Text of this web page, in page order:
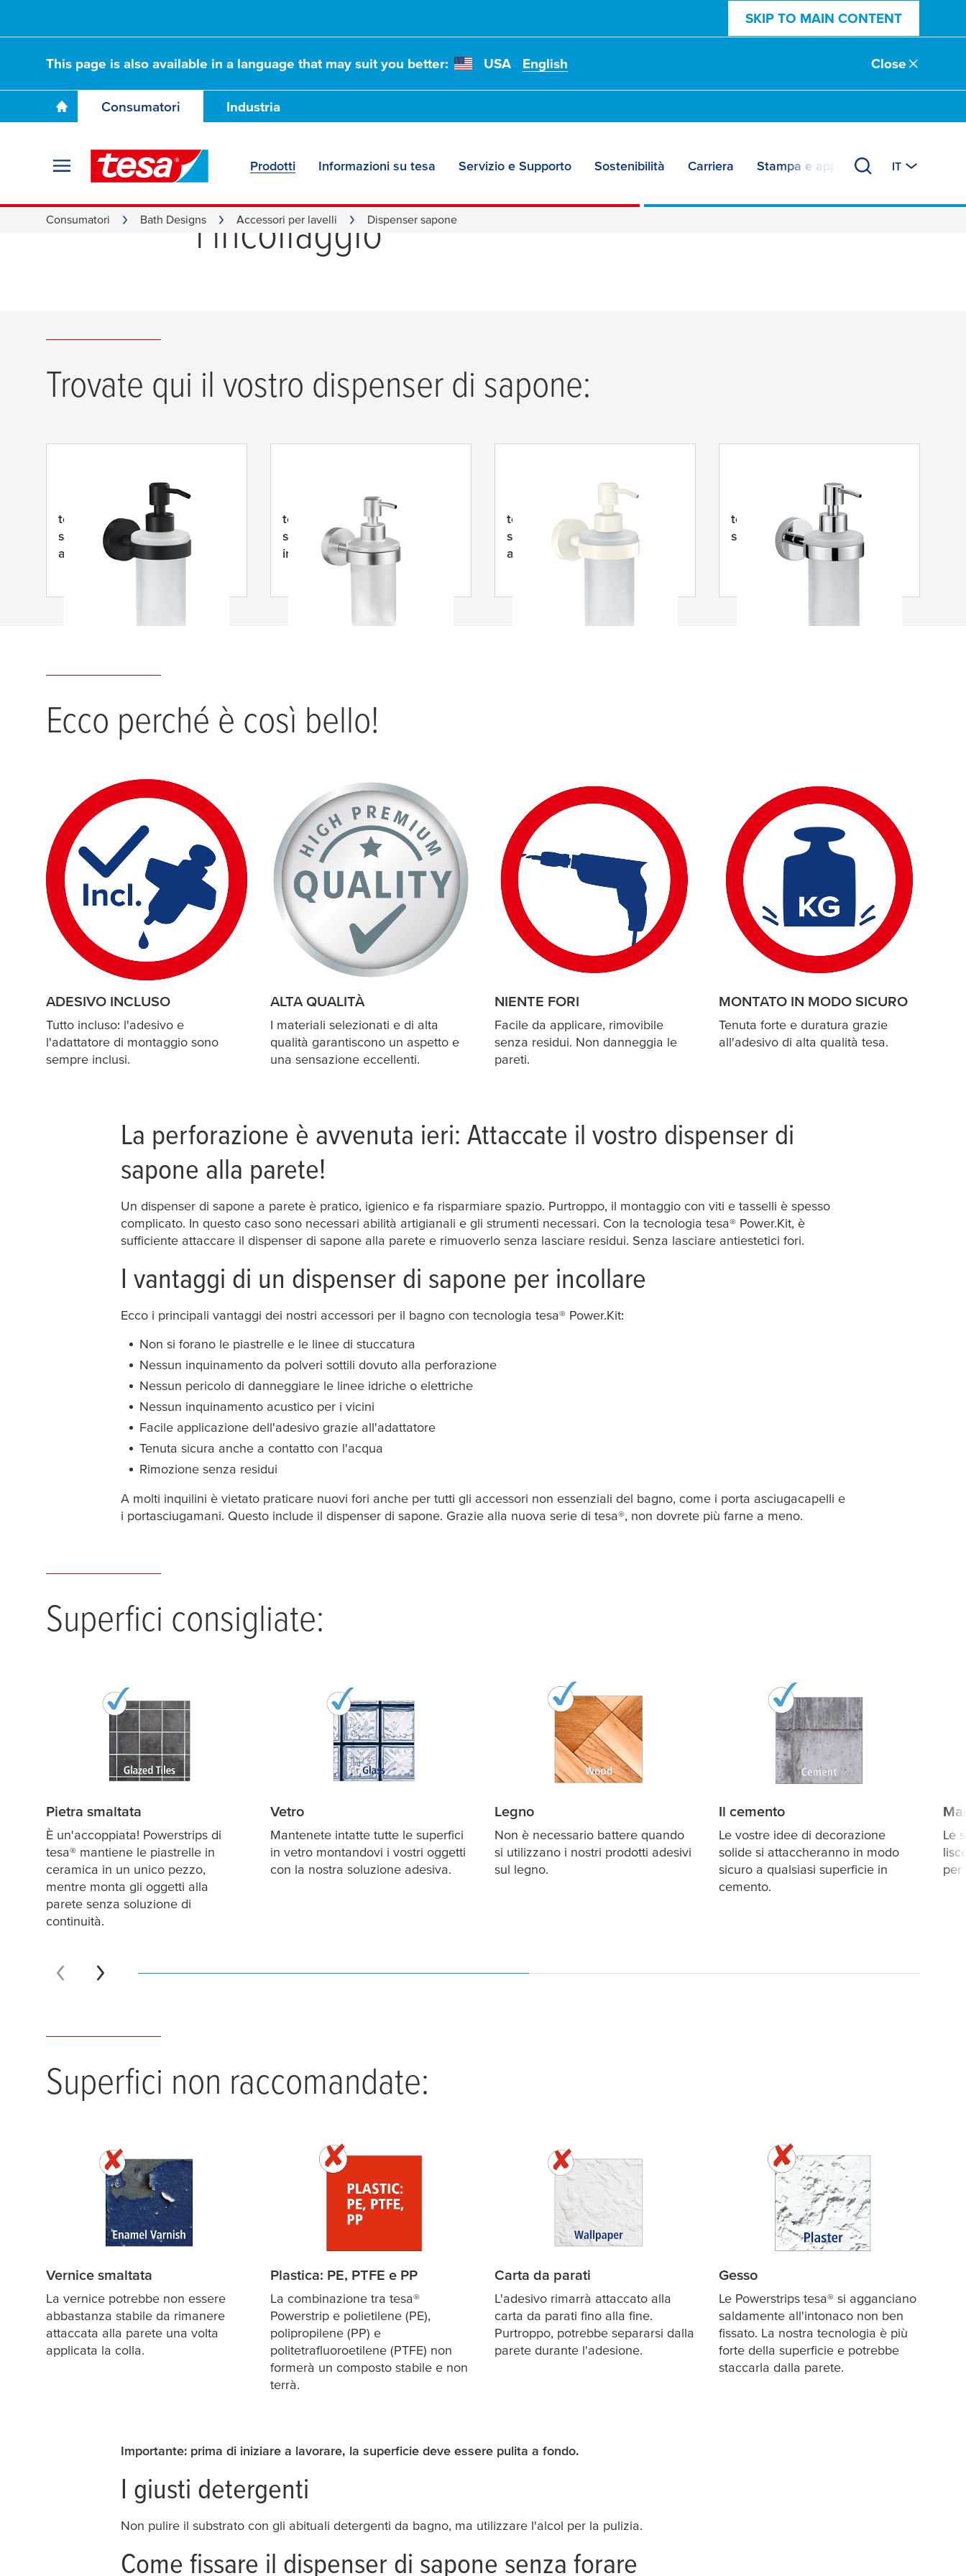
SKIP TO MAIN CONTENT
This page is also available in a language that may suit you better: USA English Close
Consumatori Industria
Prodotti Informazioni su tesa Servizio e Supporto Sostenibilità Carriera Stampa e approfondimenti
IT
Consumatori Bath Designs Accessori per lavelli Dispenser sapone
Distributore di sapone senza foratura per
l'incollaggio
Trovate qui il vostro dispenser di sapone:
tesa
® Moon Black Dispenser
sapone liquido nero,
autoadesivo, metallo
tesa
® MOON Dispenser di
sapone, autoadesivo, acciaio
inossidabile
tesa
® Moon White Dispenser
sapone liquido bianco,
autoadesivo, metallo
tesa tesaSmooz dispenser
sapone liquido
Ecco perché è così bello!
ADESIVO INCLUSO
Tutto incluso: l'adesivo e
l'adattatore di montaggio sono
sempre inclusi.
ALTA QUALITÀ
I materiali selezionati e di alta
qualità garantiscono un aspetto e
una sensazione eccellenti.
NIENTE FORI
Facile da applicare, rimovibile
senza residui. Non danneggia le
pareti.
MONTATO IN MODO SICURO
Tenuta forte e duratura grazie
all'adesivo di alta qualità tesa.
La perforazione è avvenuta ieri: Attaccate il vostro dispenser di
sapone alla parete!
Un dispenser di sapone a parete è pratico, igienico e fa risparmiare spazio. Purtroppo, il montaggio con viti e tasselli è spesso
complicato. In questo caso sono necessari abilità artigianali e gli strumenti necessari. Con la tecnologia tesa® Power.Kit, è
sufficiente attaccare il dispenser di sapone alla parete e rimuoverlo senza lasciare residui. Senza lasciare antiestetici fori.
I vantaggi di un dispenser di sapone per incollare
Ecco i principali vantaggi dei nostri accessori per il bagno con tecnologia tesa® Power.Kit:
Non si forano le piastrelle e le linee di stuccatura
Nessun inquinamento da polveri sottili dovuto alla perforazione
Nessun pericolo di danneggiare le linee idriche o elettriche
Nessun inquinamento acustico per i vicini
Facile applicazione dell'adesivo grazie all'adattatore
Tenuta sicura anche a contatto con l'acqua
Rimozione senza residui
A molti inquilini è vietato praticare nuovi fori anche per tutti gli accessori non essenziali del bagno, come i porta asciugacapelli e
i portasciugamani. Questo include il dispenser di sapone. Grazie alla nuova serie di tesa®, non dovrete più farne a meno.
Superfici consigliate:
Pietra smaltata
È un'accoppiata! Powerstrips di
tesa® mantiene le piastrelle in
ceramica in un unico pezzo,
mentre monta gli oggetti alla
parete senza soluzione di
continuità.
Vetro
Mantenete intatte tutte le superfici
in vetro montandovi i vostri oggetti
con la nostra soluzione adesiva.
Legno
Non è necessario battere quando
si utilizzano i nostri prodotti adesivi
sul legno.
Il cemento
Le vostre idee di decorazione
solide si attaccheranno in modo
sicuro a qualsiasi superficie in
cemento.
Le
per
Superfici non raccomandate:
Vernice smaltata
La vernice potrebbe non essere
abbastanza stabile da rimanere
attaccata alla parete una volta
applicata la colla.
Plastica: PE, PTFE e PP
La combinazione tra tesa®
Powerstrip e polietilene (PE),
polipropilene (PP) e
politetrafluoroetilene (PTFE) non
formerà un composto stabile e non
terrà.
Carta da parati
L'adesivo rimarrà attaccato alla
carta da parati fino alla fine.
Purtroppo, potrebbe separarsi dalla
parete durante l'adesione.
Gesso
Le Powerstrips tesa® si agganciano
saldamente all'intonaco non ben
fissato. La nostra tecnologia è più
forte della superficie e potrebbe
staccarla dalla parete.
Importante: prima di iniziare a lavorare, la superficie deve essere pulita a fondo.
I giusti detergenti
Non pulire il substrato con gli abituali detergenti da bagno, ma utilizzare l'alcol per la pulizia.
Come fissare il dispenser di sapone senza forare